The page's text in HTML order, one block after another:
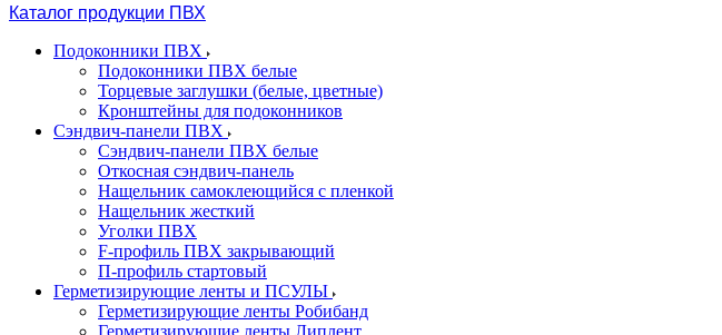
Каталог продукции ПВХ
Подоконники ПВХ
Подоконники ПВХ белые
Торцевые заглушки (белые, цветные)
Кронштейны для подоконников
Сэндвич-панели ПВХ
Сэндвич-панели ПВХ белые
Откосная сэндвич-панель
Нащельник самоклеющийся с пленкой
Нащельник жесткий
Уголки ПВХ
F-профиль ПВХ закрывающий
П-профиль стартовый
Герметизирующие ленты и ПСУЛЫ
Герметизирующие ленты Робибанд
Герметизирующие ленты Липлент